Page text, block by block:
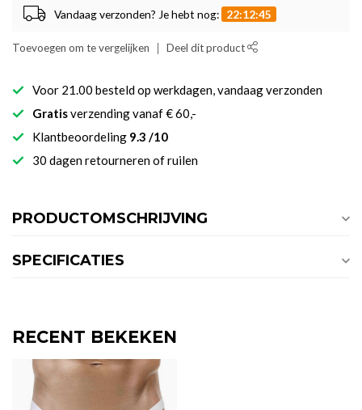
Vandaag verzonden? Je hebt nog: 22:12:45
Toevoegen om te vergelijken Deel dit product
Voor 21.00 besteld op werkdagen, vandaag verzonden
Gratisverzending vanaf € 60,-
Klantbeoordeling 9.3 /10
30 dagen retourneren of ruilen
PRODUCTOMSCHRIJVING
SPECIFICATIES
RECENT BEKEKEN